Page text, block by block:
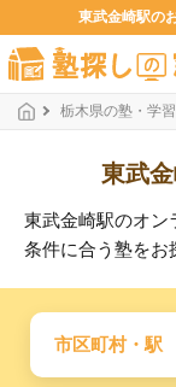
東武金崎駅の
栃木県の塾・学
東武
東武金崎駅のオン
条件に合う塾をお
市区町村・駅